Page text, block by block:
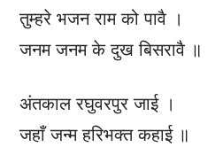
तुम्हरे भजन राम को पावै ।
जनम जनम के दुख बिसरावै ॥
अंतकाल रघुवरपुर जाई ।
जहाँ जन्म हरिभक्त कहाई ॥